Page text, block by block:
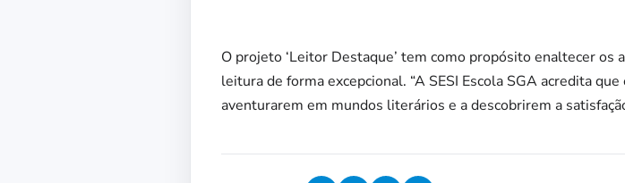
O projeto ‘Leitor Destaque’ tem como propósito enaltecer
leitura de forma excepcional. “A SESI Escola SGA acredita
aventurarem em mundos literários e a descobrirem a